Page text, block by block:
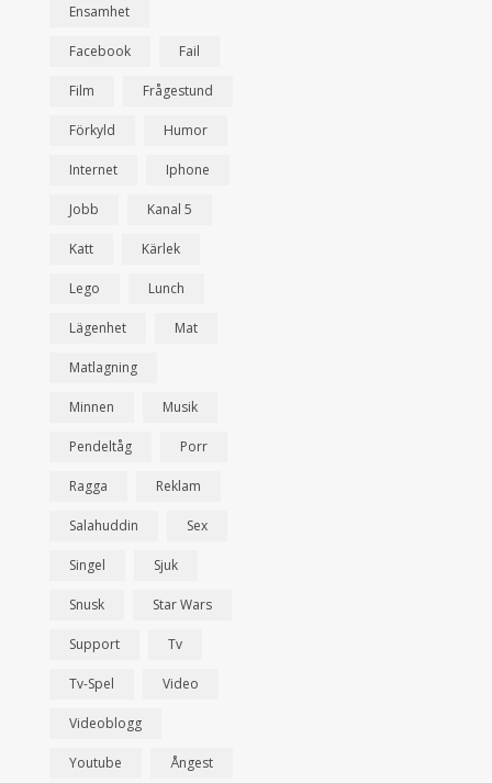
Ensamhet
Facebook Fail
Film Frågestund
Förkyld Humor
Internet Iphone
Jobb Kanal 5
Katt Kärlek
Lego Lunch
Lägenhet Mat
Matlagning
Minnen Musik
Pendeltåg Porr
Ragga Reklam
Salahuddin Sex
Singel Sjuk
Snusk Star Wars
Support Tv
Tv-Spel Video
Videoblogg
Youtube Ångest